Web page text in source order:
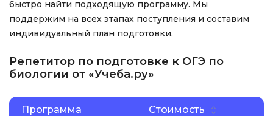
быстро найти подходящую программу. Мы
поддержим на всех этапах поступления и составим
индивидуальный план подготовки.
Репетитор по подготовке к ОГЭ по
биологии от «Учеба.ру»
Программа Стоимость